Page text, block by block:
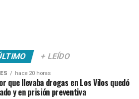
+ LEÍDO
hace 20 horas
que llevaba drogas en Los Vilos quedó
y en prisión preventiva